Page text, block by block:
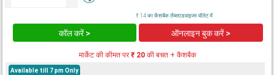
₹ 14 का कैशबैक लैब्सएडवाइजर वॉलेट में
कॉल करें > ऑनलाइन बुक करें >
मार्केट की कीमत पर₹ 20 की बचत + कैशबैक
Available till 7 pm Only